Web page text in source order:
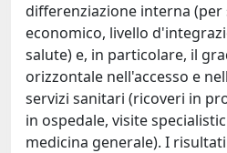
differenziazione interna (per
economico, livello
salute) e, in particolare, il
orizzontale nell'accesso e
servizi sanitari (ricoveri in
in ospedale, visite
medicina generale). I